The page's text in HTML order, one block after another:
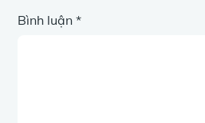
Bình luận*